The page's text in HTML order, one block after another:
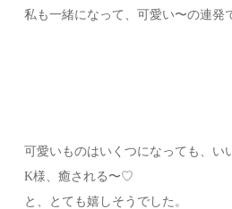
私も一緒になって、可愛い〜の連発
可愛いものはいくつになっても、い
K様、癒される〜♡
と、とても嬉しそうでした。